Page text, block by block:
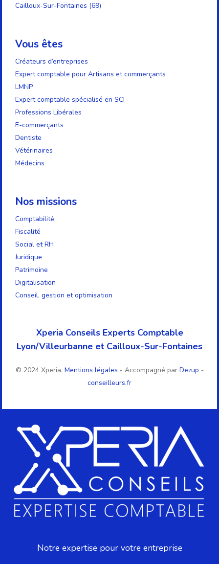
Notre expertise pour votre entreprise
Cailloux-Sur-Fontaines (69)
Vous êtes
Créateurs d’entreprises
Expert comptable pour Artisans et commerçants
LMNP
Expert comptable spécialisé en SCI
Professions Libérales
E-commerçants
Dentiste
Vétérinaires
Médecins
Nos missions
Comptabilité
Fiscalité
Social et RH
Juridique
Patrimoine
Digitalisation
Conseil, gestion et optimisation
Xperia Conseils Experts Comptable
Lyon/Villeurbanne et Cailloux-Sur-Fontaines
© 2024 Xperia. Mentions légales - Accompagné par Dezup -
conseilleurs.fr